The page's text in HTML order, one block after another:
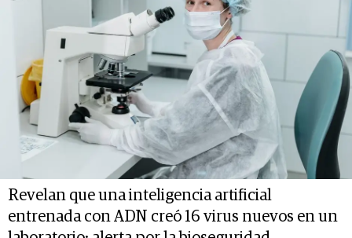
Revelan que una inteligencia artificial
entrenada con ADN creó 16 virus nuevos en un